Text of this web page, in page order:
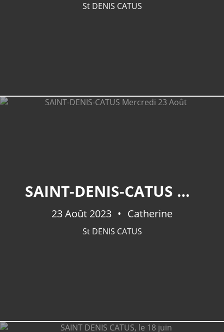
St DENIS CATUS
SAINT-DENIS-CATUS MERCREDI 23 AOÛT
23 Août 2023 Catherine
St DENIS CATUS